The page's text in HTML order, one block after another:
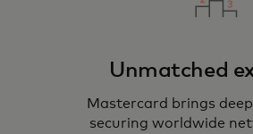
Mastercard’s advanced
Unmatched
Mastercard brings
securing worldwide